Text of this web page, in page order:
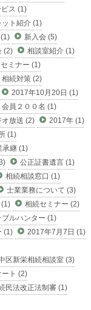
ス (1)
ット紹介 (1)
新入会 (5)
(2)
相談室紹介 (1)
ミナー (1)
相続対策 (2)
2017年10月20日 (1)
会員２００名 (1)
オ放送 (2)
2017年 (1)
(1)
承継 (1)
公正証書遺言 (1)
相続相談窓口 (1)
士業業務について (3)
(1)
相続セミナー (2)
ルハンター (1)
(1)
2017年7月7日 (1)
区新栄相続相談室 (3)
ート (2)
民法改正法制審 (1)